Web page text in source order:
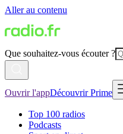
Aller au contenu
Que souhaitez-vous écouter ?
Ouvrir l'appDécouvrir Prime
Top 100 radios
Podcasts